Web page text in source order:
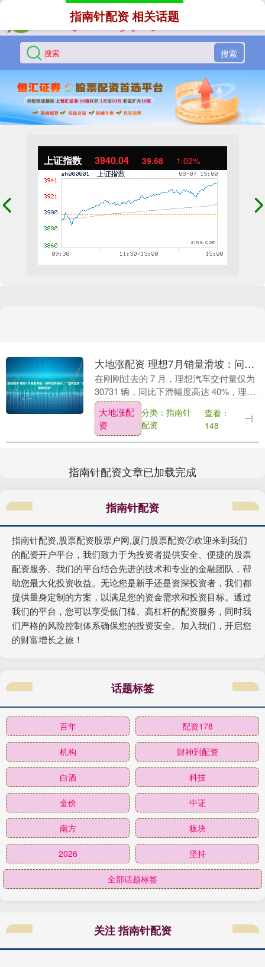
搜索
上证指数 3940.04 39.68 1.02%
指南针配资 相关话题
大地涨配资 理想7月销量滑坡：问界逆势增长，“宜商宜家”成破局关键？
在刚刚过去的 7 月，理想汽车交付量仅为
30731 辆，同比下滑幅度高达 40%，理想
的排名也出现了明显下滑。与之形成鲜明
对比的是，问界汽车在 7 月延续了此....
大地涨配
资
分类：指南针
配资
查看：
148
指南针配资文章已加载完成
指南针配资
指南针配资,股票配资股票户网,厦门股票配资⑦欢迎来到我们
的配资开户平台，我们致力于为投资者提供安全、便捷的股票
配资服务。我们的平台结合先进的技术和专业的金融团队，帮
助您最大化投资收益。无论您是新手还是资深投资者，我们都
提供量身定制的方案，以满足您的资金需求和投资目标。通过
我们的平台，您可以享受低门槛、高杠杆的配资服务，同时我
们严格的风险控制体系确保您的投资安全。加入我们，开启您
的财富增长之旅！
话题标签
百年 配资178
机构 财神到配资
白酒 科技
金价 中证
南方 板块
2026 坚持
全部话题标签
关注 指南针配资